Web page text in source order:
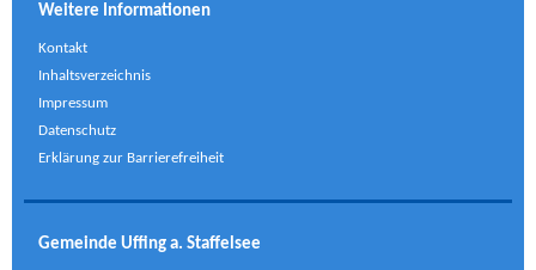
Weitere Informationen
Kontakt
Inhaltsverzeichnis
Impressum
Datenschutz
Erklärung zur Barrierefreiheit
Gemeinde Uffing a. Staffelsee